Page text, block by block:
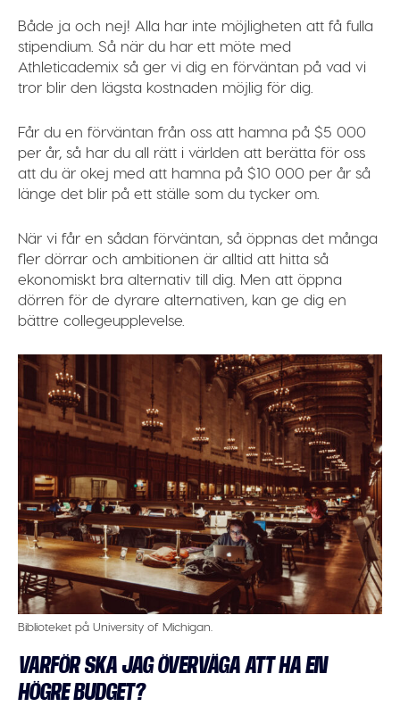
Både ja och nej! Alla har inte möjligheten att få fulla
stipendium. Så när du har ett möte med
Athleticademix så ger vi dig en förväntan på vad vi
tror blir den lägsta kostnaden möjlig för dig.
Får du en förväntan från oss att hamna på $5 000
per år, så har du all rätt i världen att berätta för oss
att du är okej med att hamna på $10 000 per år så
länge det blir på ett ställe som du tycker om.
När vi får en sådan förväntan, så öppnas det många
fler dörrar och ambitionen äralltidatt hitta så
ekonomiskt bra alternativ till dig. Men att öppna
dörren för de dyrare alternativen, kan ge dig en
bättre collegeupplevelse.
Biblioteket på University of Michigan.
VARFÖR SKA JAG ÖVERVÄGA ATT HA EN
HÖGRE BUDGET?